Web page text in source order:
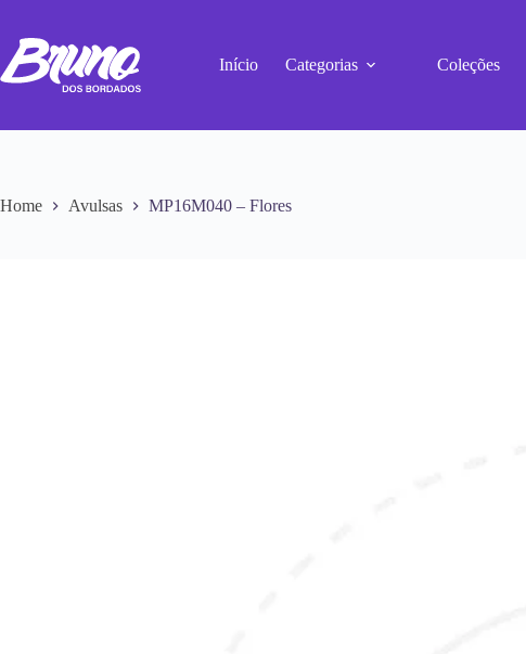
Início Categorias Coleções
Home Avulsas MP16M040 – Flores